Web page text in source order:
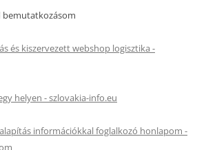
bemutatkozásom
és kiszervezett webshop logisztika -
helyen - szlovakia-info.eu
információkkal foglalkozó honlapom -